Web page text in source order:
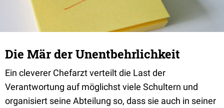
Die Mär der Unentbehrlichkeit
Ein cleverer Chefarzt verteilt die Last der
Verantwortung auf möglichst viele Schultern und
organisiert seine Abteilung so, dass sie auch in seiner